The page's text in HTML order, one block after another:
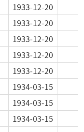
1933-12-20
1933-12-20
1933-12-20
1933-12-20
1933-12-20
1934-03-15
1934-03-15
1934-03-15